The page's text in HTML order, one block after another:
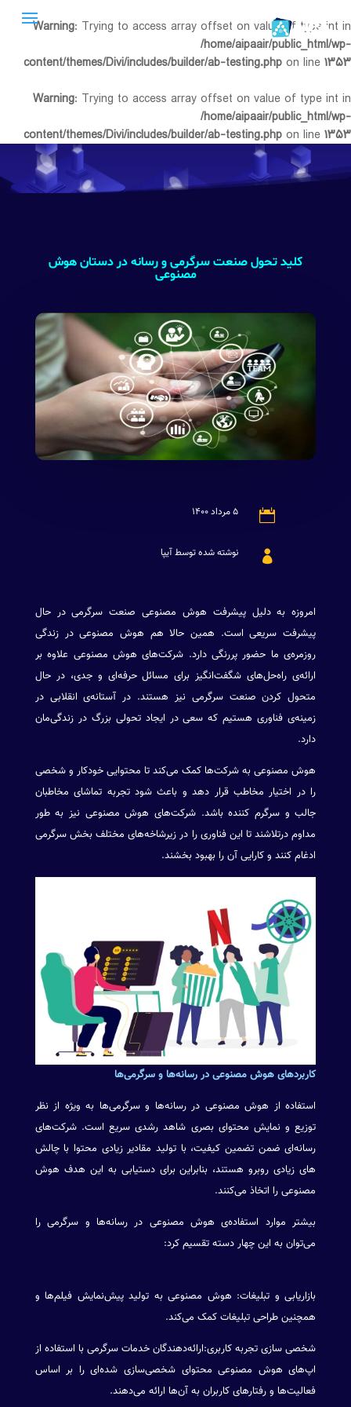
Warning: Trying to access array offset on value of type int in
/home/aipaair/public_html/wp-
content/themes/Divi/includes/builder/ab-testing.php on line ۱۳۵۳
Warning: Trying to access array offset on value of type int in
/home/aipaair/public_html/wp-
content/themes/Divi/includes/builder/ab-testing.php on line ۱۳۵۳
کلید تحول صنعت سرگرمی و رسانه در دستان هوش
مصنوعی
 ۵ مرداد ۱۴۰۰
 نوشته شده توسط آیپا
امروزه به دلیل پیشرفت هوش مصنوعی صنعت سرگرمی در حال
پیشرفت سریعی است. همین حالا هم هوش مصنوعی در زندگی
روزمره‌ی ما حضور پررنگی دارد. شرکت‌های هوش مصنوعی علاوه بر
ارائه‌ی راه‌حل‌های شگفت‌انگیز برای مسائل حرفه‌ای و جدی، در حال
متحول کردن صنعت سرگرمی نیز هستند. در آستانه‌ی انقلابی در
زمینه‌ی فناوری هستیم که سعی در ایجاد تحولی بزرگ در زندگی‌مان
دارد.
هوش مصنوعی به شرکت‌ها کمک می‌کند تا محتوایی خودکار و شخصی
را در اختیار مخاطب قرار دهد و باعث شود تجربه تماشای مخاطبان
جالب و سرگرم کننده باشد. شرکت‌های هوش مصنوعی نیز به طور
مداوم درتلاشند تا این فناوری را در زیرشاخه‌های مختلف بخش سرگرمی
ادغام کنند و کارایی آن را بهبود بخشند.
کاربرد‌های هوش مصنوعی در رسانه‌ها و سرگرمی‌ها
استفاده از هوش مصنوعی در رسانه‌ها و سرگرمی‌ها به ویژه از نظر
توزیع و نمایش محتوای بصری شاهد رشدی سریع است. شرکت‌های
رسانه‌ای ضمن تضمین کیفیت، با تولید مقادیر زیادی محتوا با چالش
های زیادی روبرو هستند، بنابراین برای دستیابی به این هدف هوش
مصنوعی را اتخاذ می‌کنند.
بیشتر موارد استفاده‌ی هوش مصنوعی در رسانه‌ها و سرگرمی را
می‌توان به این چهار دسته تقسیم کرد:
بازاریابی و تبلیغات: هوش مصنوعی به تولید پیش‌نمایش فیلم‌ها و
همچنین طراحی تبلیغات کمک می‌کند.
شخصی سازی تجربه کاربری:ارائه‌دهندگان خدمات سرگرمی با استفاده از
اپ‌های هوش مصنوعی محتوای شخصی‌سازی شده‌ای را بر اساس
فعالیت‌ها و رفتارهای کاربران به آن‌ها ارائه می‌دهند.